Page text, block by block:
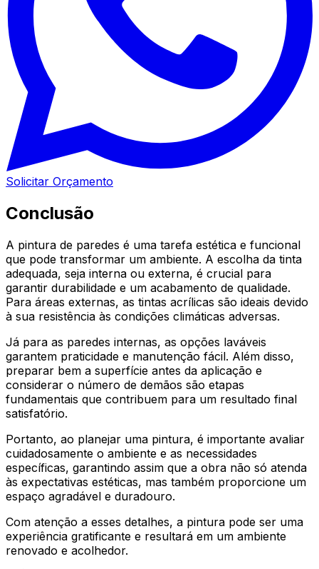
Solicitar Orçamento
Conclusão
A pintura de paredes é uma tarefa estética e funcional
que pode transformar um ambiente. A escolha da tinta
adequada, seja interna ou externa, é crucial para
garantir durabilidade e um acabamento de qualidade.
Para áreas externas, as tintas acrílicas são ideais devido
à sua resistência às condições climáticas adversas.
Já para as paredes internas, as opções laváveis
garantem praticidade e manutenção fácil. Além disso,
preparar bem a superfície antes da aplicação e
considerar o número de demãos são etapas
fundamentais que contribuem para um resultado final
satisfatório.
Portanto, ao planejar uma pintura, é importante avaliar
cuidadosamente o ambiente e as necessidades
específicas, garantindo assim que a obra não só atenda
às expectativas estéticas, mas também proporcione um
espaço agradável e duradouro.
Com atenção a esses detalhes, a pintura pode ser uma
experiência gratificante e resultará em um ambiente
renovado e acolhedor.